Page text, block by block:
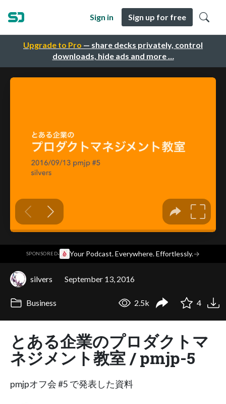
Upgrade to Pro — share decks privately, control
downloads, hide ads and more …
Sign in Sign up for free
SPONSORED· Your Podcast. Everywhere. Effortlessly.→
silvers September 13, 2016
Business 2.5k 4
とある企業のプロダクトマ
ネジメント教室 / pmjp-5
pmjpオフ会 #5 で発表した資料